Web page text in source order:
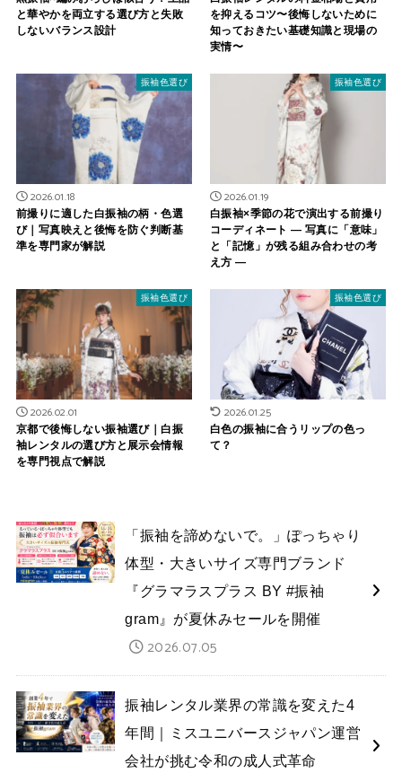
と華やかを両立する選び方と失敗
しないバランス設計
を抑えるコツ〜後悔しないために
知っておきたい基礎知識と現場の
実情〜
振袖色選び
2026.01.18
前撮りに適した白振袖の柄・色選
び｜写真映えと後悔を防ぐ判断基
準を専門家が解説
振袖色選び
2026.01.19
白振袖×季節の花で演出する前撮り
コーディネート ― 写真に「意味」
と「記憶」が残る組み合わせの考
え方 ―
振袖色選び
2026.02.01
京都で後悔しない振袖選び｜白振
袖レンタルの選び方と展示会情報
を専門視点で解説
振袖色選び
2026.01.25
白色の振袖に合うリップの色っ
て？
「振袖を諦めないで。」ぽっちゃり
体型・大きいサイズ専門ブランド
『グラマラスプラス BY #振袖
gram』が夏休みセールを開催
2026.07.05
振袖レンタル業界の常識を変えた4
年間｜ミスユニバースジャパン運営
会社が挑む令和の成人式革命